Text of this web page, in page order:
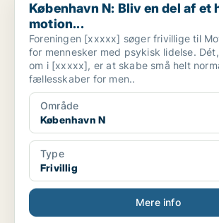
København N: Bliv en del af
motion...
Foreningen [xxxxx] søger frivillige til
for mennesker med psykisk lidelse.
om i [xxxxx], er at skabe små helt
fællesskaber for men..
Område
København N
Type
Frivillig
Mere info